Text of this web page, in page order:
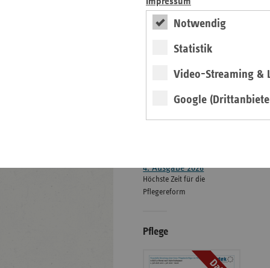
Notwendig
Statistik
Video-Streaming &
Google
ersatzkasse magazin.
ePaper
4. Ausgabe 2026
Höchste Zeit für die
Pflegereform
Pflege